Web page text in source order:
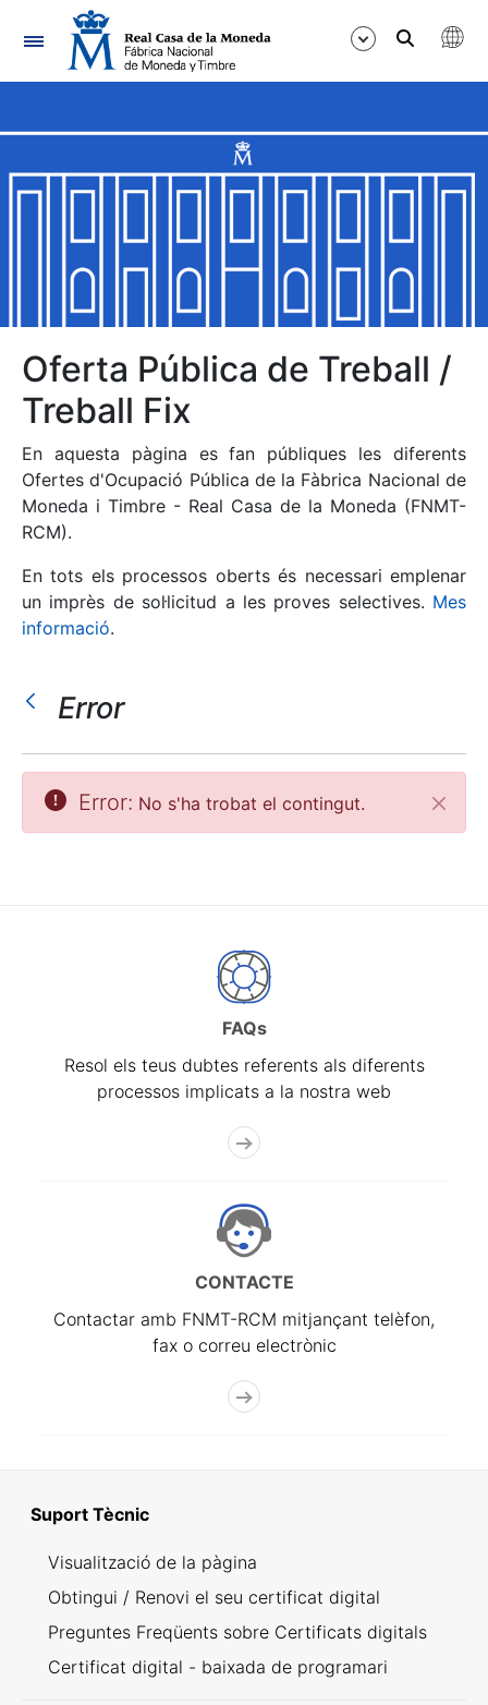
Navegació
Mostra/Amaga
Mostra/Amaga
Mostra/Amaga
Mostra/Amaga
Mostra/Amaga
Mostra/Amaga
Oferta Pública de Treball /
Treball Fix
En aquesta pàgina es fan públiques les diferents
Ofertes d'Ocupació Pública de la Fàbrica Nacional de
Moneda i Timbre - Real Casa de la Moneda (FNMT-
RCM).
En tots els processos oberts és necessari emplenar
un imprès de sol·licitud a les proves selectives. Mes
informació.
Error
Tanca
Error: No s'ha trobat el contingut.
FAQs
Resol els teus dubtes referents als diferents
processos implicats a la nostra web
CONTACTE
Contactar amb FNMT-RCM mitjançant telèfon,
fax o correu electrònic
Suport Tècnic
Visualització de la pàgina
Obtingui / Renovi el seu certificat digital
Preguntes Freqüents sobre Certificats digitals
Certificat digital - baixada de programari